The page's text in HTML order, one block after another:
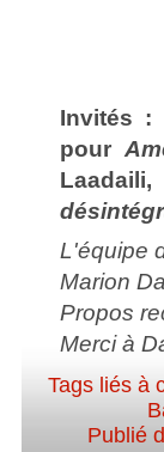
Invités :
pour
L'équipe
Marion
Propos
Merci à
Tags liés à
Publié